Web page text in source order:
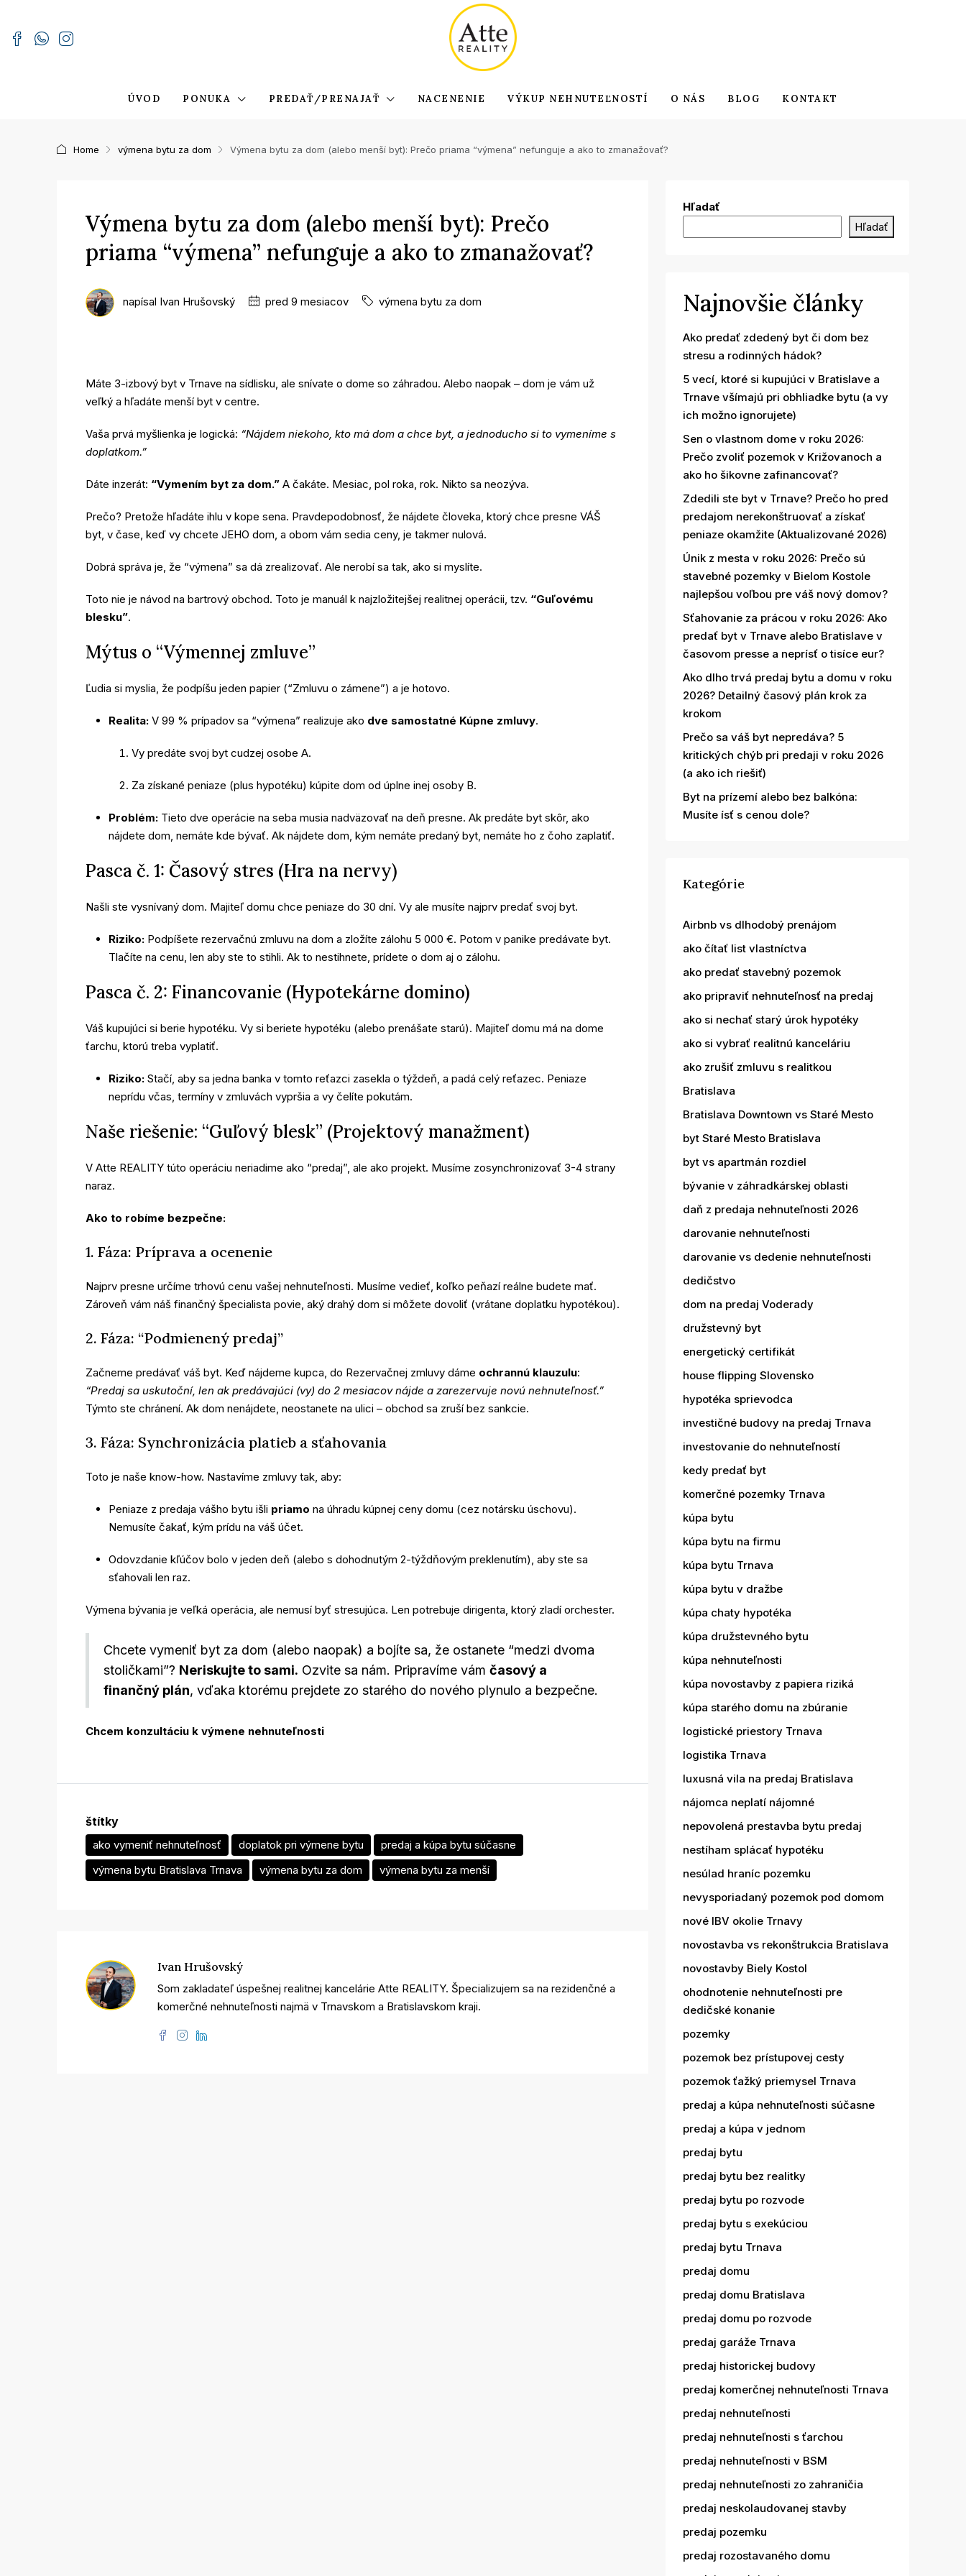
ÚVOD PONUKA PREDAŤ/PRENAJAŤ NACENENIE VÝKUP NEHNUTEĽNOSTÍ O NÁS BLOG KONTAKT
Home výmena bytu za dom Výmena bytu za dom (alebo menší byt): Prečo priama “výmena” nefunguje a ako to zmanažovať?
Výmena bytu za dom (alebo menší byt): Prečo
priama “výmena” nefunguje a ako to zmanažovať?
napísal Ivan Hrušovský pred 9 mesiacov výmena bytu za dom
Máte 3-izbový byt v Trnave na sídlisku, ale snívate o dome so záhradou. Alebo naopak – dom je vám už
veľký a hľadáte menší byt v centre.
Vaša prvá myšlienka je logická: “Nájdem niekoho, kto má dom a chce byt, a jednoducho si to vymeníme s
doplatkom.”
Dáte inzerát: “Vymením byt za dom.” A čakáte. Mesiac, pol roka, rok. Nikto sa neozýva.
Prečo? Pretože hľadáte ihlu v kope sena. Pravdepodobnosť, že nájdete človeka, ktorý chce presne VÁŠ
byt, v čase, keď vy chcete JEHO dom, a obom vám sedia ceny, je takmer nulová.
Dobrá správa je, že “výmena” sa dá zrealizovať. Ale nerobí sa tak, ako si myslíte.
Toto nie je návod na bartrový obchod. Toto je manuál k najzložitejšej realitnej operácii, tzv. “Guľovému
blesku”.
Mýtus o “Výmennej zmluve”
Ľudia si myslia, že podpíšu jeden papier (“Zmluvu o zámene”) a je hotovo.
Realita: V 99 % prípadov sa “výmena” realizuje ako dve samostatné Kúpne zmluvy.
Vy predáte svoj byt cudzej osobe A.
Za získané peniaze (plus hypotéku) kúpite dom od úplne inej osoby B.
Problém: Tieto dve operácie na seba musia nadväzovať na deň presne. Ak predáte byt skôr, ako
nájdete dom, nemáte kde bývať. Ak nájdete dom, kým nemáte predaný byt, nemáte ho z čoho zaplatiť.
Pasca č. 1: Časový stres (Hra na nervy)
Našli ste vysnívaný dom. Majiteľ domu chce peniaze do 30 dní. Vy ale musíte najprv predať svoj byt.
Riziko: Podpíšete rezervačnú zmluvu na dom a zložíte zálohu 5 000 €. Potom v panike predávate byt.
Tlačíte na cenu, len aby ste to stihli. Ak to nestihnete, prídete o dom aj o zálohu.
Pasca č. 2: Financovanie (Hypotekárne domino)
Váš kupujúci si berie hypotéku. Vy si beriete hypotéku (alebo prenášate starú). Majiteľ domu má na dome
ťarchu, ktorú treba vyplatiť.
Riziko: Stačí, aby sa jedna banka v tomto reťazci zasekla o týždeň, a padá celý reťazec. Peniaze
neprídu včas, termíny v zmluvách vypršia a vy čelíte pokutám.
Naše riešenie: “Guľový blesk” (Projektový manažment)
V Atte REALITY túto operáciu neriadime ako “predaj”, ale ako projekt. Musíme zosynchronizovať 3-4 strany
naraz.
Ako to robíme bezpečne:
1. Fáza: Príprava a ocenenie
Najprv presne určíme trhovú cenu vašej nehnuteľnosti. Musíme vedieť, koľko peňazí reálne budete mať.
Zároveň vám náš finančný špecialista povie, aký drahý dom si môžete dovoliť (vrátane doplatku hypotékou).
2. Fáza: “Podmienený predaj”
Začneme predávať váš byt. Keď nájdeme kupca, do Rezervačnej zmluvy dáme ochrannú klauzulu:
“Predaj sa uskutoční, len ak predávajúci (vy) do 2 mesiacov nájde a zarezervuje novú nehnuteľnosť.”
Týmto ste chránení. Ak dom nenájdete, neostanete na ulici – obchod sa zruší bez sankcie.
3. Fáza: Synchronizácia platieb a sťahovania
Toto je naše know-how. Nastavíme zmluvy tak, aby:
Peniaze z predaja vášho bytu išli priamo na úhradu kúpnej ceny domu (cez notársku úschovu).
Nemusíte čakať, kým prídu na váš účet.
Odovzdanie kľúčov bolo v jeden deň (alebo s dohodnutým 2-týždňovým preklenutím), aby ste sa
sťahovali len raz.
Výmena bývania je veľká operácia, ale nemusí byť stresujúca. Len potrebuje dirigenta, ktorý zladí orchester.
Chcete vymeniť byt za dom (alebo naopak) a bojíte sa, že ostanete “medzi dvoma
stoličkami”? Neriskujte to sami. Ozvite sa nám. Pripravíme vám časový a
finančný plán, vďaka ktorému prejdete zo starého do nového plynulo a bezpečne.
Chcem konzultáciu k výmene nehnuteľnosti
štítky
ako vymeniť nehnuteľnosť doplatok pri výmene bytu
predaj a kúpa bytu súčasne
výmena bytu Bratislava Trnava
výmena bytu za dom výmena bytu za menší
Ivan Hrušovský
Som zakladateľ úspešnej realitnej kancelárie Atte REALITY. Špecializujem sa na rezidenčné a
komerčné nehnuteľnosti najmä v Trnavskom a Bratislavskom kraji.
Hľadať
Hľadať
Najnovšie články
Ako predať zdedený byt či dom bez
stresu a rodinných hádok?
5 vecí, ktoré si kupujúci v Bratislave a
Trnave všímajú pri obhliadke bytu (a vy
ich možno ignorujete)
Sen o vlastnom dome v roku 2026:
Prečo zvoliť pozemok v Križovanoch a
ako ho šikovne zafinancovať?
Zdedili ste byt v Trnave? Prečo ho pred
predajom nerekonštruovať a získať
peniaze okamžite (Aktualizované 2026)
Únik z mesta v roku 2026: Prečo sú
stavebné pozemky v Bielom Kostole
najlepšou voľbou pre váš nový domov?
Sťahovanie za prácou v roku 2026: Ako
predať byt v Trnave alebo Bratislave v
časovom presse a neprísť o tisíce eur?
Ako dlho trvá predaj bytu a domu v roku
2026? Detailný časový plán krok za
krokom
Prečo sa váš byt nepredáva? 5
kritických chýb pri predaji v roku 2026
(a ako ich riešiť)
Byt na prízemí alebo bez balkóna:
Musíte ísť s cenou dole?
Kategórie
Airbnb vs dlhodobý prenájom
ako čítať list vlastníctva
ako predať stavebný pozemok
ako pripraviť nehnuteľnosť na predaj
ako si nechať starý úrok hypotéky
ako si vybrať realitnú kanceláriu
ako zrušiť zmluvu s realitkou
Bratislava
Bratislava Downtown vs Staré Mesto
byt Staré Mesto Bratislava
byt vs apartmán rozdiel
bývanie v záhradkárskej oblasti
daň z predaja nehnuteľnosti 2026
darovanie nehnuteľnosti
darovanie vs dedenie nehnuteľnosti
dedičstvo
dom na predaj Voderady
družstevný byt
energetický certifikát
house flipping Slovensko
hypotéka sprievodca
investičné budovy na predaj Trnava
investovanie do nehnuteľností
kedy predať byt
komerčné pozemky Trnava
kúpa bytu
kúpa bytu na firmu
kúpa bytu Trnava
kúpa bytu v dražbe
kúpa chaty hypotéka
kúpa družstevného bytu
kúpa nehnuteľnosti
kúpa novostavby z papiera riziká
kúpa starého domu na zbúranie
logistické priestory Trnava
logistika Trnava
luxusná vila na predaj Bratislava
nájomca neplatí nájomné
nepovolená prestavba bytu predaj
nestíham splácať hypotéku
nesúlad hraníc pozemku
nevysporiadaný pozemok pod domom
nové IBV okolie Trnavy
novostavba vs rekonštrukcia Bratislava
novostavby Biely Kostol
ohodnotenie nehnuteľnosti pre
dedičské konanie
pozemky
pozemok bez prístupovej cesty
pozemok ťažký priemysel Trnava
predaj a kúpa nehnuteľnosti súčasne
predaj a kúpa v jednom
predaj bytu
predaj bytu bez realitky
predaj bytu po rozvode
predaj bytu s exekúciou
predaj bytu Trnava
predaj domu
predaj domu Bratislava
predaj domu po rozvode
predaj garáže Trnava
predaj historickej budovy
predaj komerčnej nehnuteľnosti Trnava
predaj nehnuteľnosti
predaj nehnuteľnosti s ťarchou
predaj nehnuteľnosti v BSM
predaj nehnuteľnosti zo zahraničia
predaj neskolaudovanej stavby
predaj pozemku
predaj rozostavaného domu